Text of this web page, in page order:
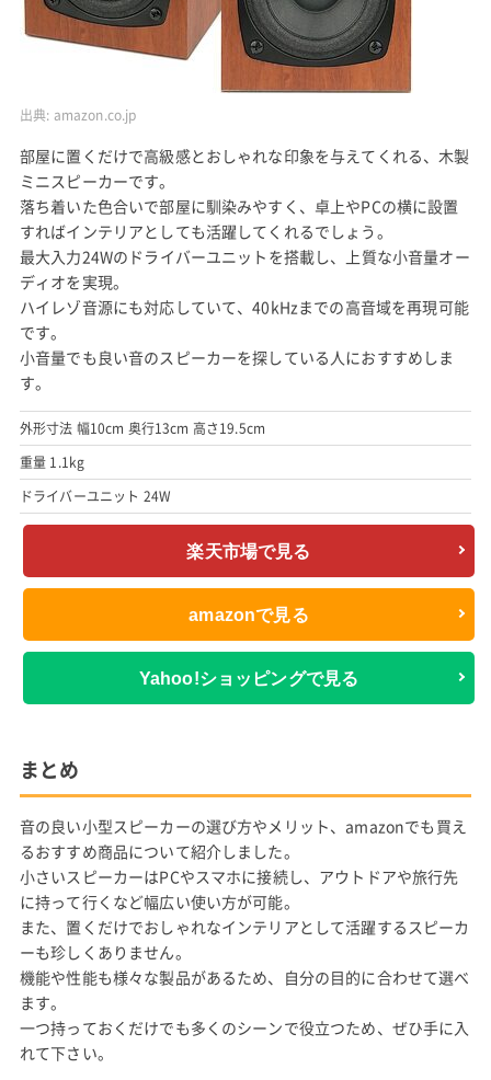
出典: amazon.co.jp
部屋に置くだけで高級感とおしゃれな印象を与えてくれる、木製
ミニスピーカーです。
落ち着いた色合いで部屋に馴染みやすく、卓上やPCの横に設置
すればインテリアとしても活躍してくれるでしょう。
最大入力24Wのドライバーユニットを搭載し、上質な小音量オー
ディオを実現。
ハイレゾ音源にも対応していて、40kHzまでの高音域を再現可能
です。
小音量でも良い音のスピーカーを探している人におすすめしま
す。
外形寸法 幅10cm 奥行13cm 高さ19.5cm
重量 1.1kg
ドライバーユニット 24W
楽天市場で見る
amazonで見る
Yahoo!ショッピングで見る
まとめ
音の良い小型スピーカーの選び方やメリット、amazonでも買え
るおすすめ商品について紹介しました。
小さいスピーカーはPCやスマホに接続し、アウトドアや旅行先
に持って行くなど幅広い使い方が可能。
また、置くだけでおしゃれなインテリアとして活躍するスピーカ
ーも珍しくありません。
機能や性能も様々な製品があるため、自分の目的に合わせて選べ
ます。
一つ持っておくだけでも多くのシーンで役立つため、ぜひ手に入
れて下さい。